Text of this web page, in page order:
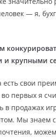
— я,
и крупными
есть свои
первых я
в продажах
Мы знаем